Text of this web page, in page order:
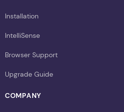
Installation
IntelliSense
Browser Support
Upgrade Guide
COMPANY